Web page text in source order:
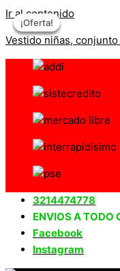
Ir al contenido
Vestido niñas,
3214474778
ENVIOS A TODO
Facebook
Instagram
¡Oferta!
¡Oferta!
¡Oferta!
¡Oferta!